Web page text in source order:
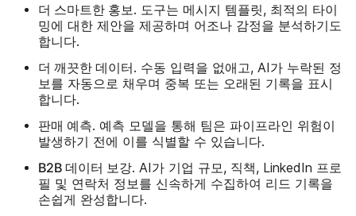
더 스마트한 홍보 . 도구는 메시지 템플릿, 최적의 타이
밍에 대한 제안을 제공하며 어조나 감정을 분석하기도
합니다.
더 깨끗한 데이터. 수동 입력을 없애고, AI가 누락된 정
보를 자동으로 채우며 중복 또는 오래된 기록을 표시
합니다.
판매 예측. 예측 모델을 통해 팀은 파이프라인 위험이
발생하기 전에 이를 식별할 수 있습니다.
B2B 데이터 보강. AI가 기업 규모, 직책, LinkedIn 프로
필 및 연락처 정보를 신속하게 수집하여 리드 기록을
손쉽게 완성합니다.